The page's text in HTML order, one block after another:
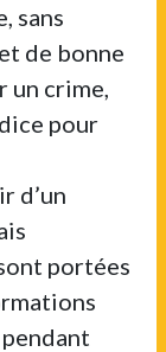
sans
de bonne
crime,
pour
d’un
portées